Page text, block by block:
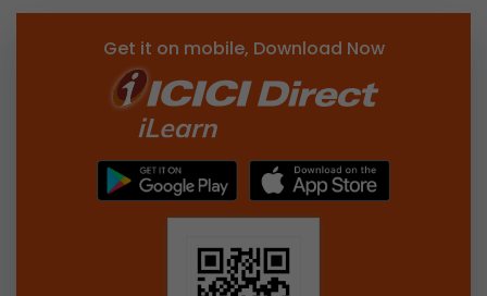
Get it on mobile, Download Now